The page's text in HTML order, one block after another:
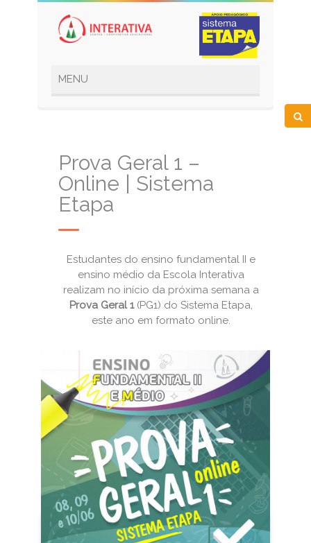
Prova Geral 1 –
Online | Sistema
Etapa
Estudantes do ensino fundamental II e
ensino médio da Escola Interativa
realizam no início da próxima semana a
Prova Geral 1(PG1) do Sistema Etapa,
este ano em formato online.